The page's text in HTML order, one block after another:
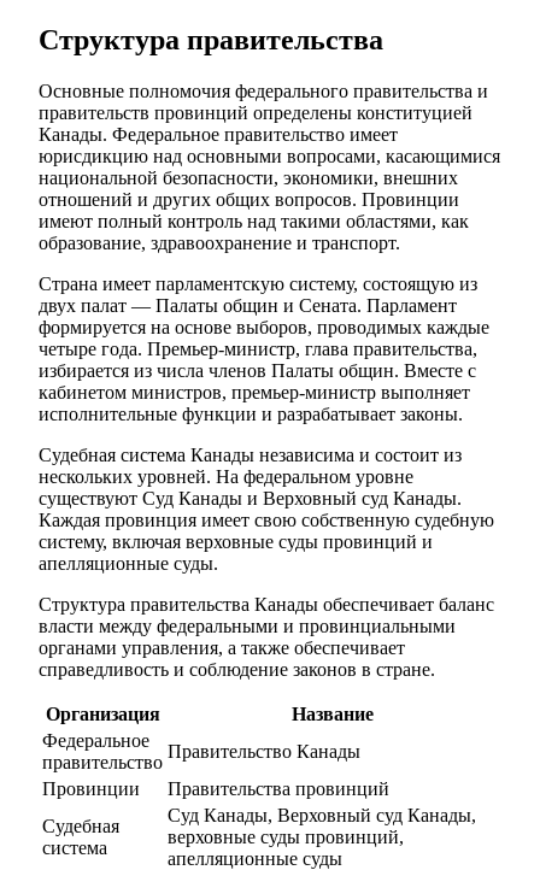
Структура правительства
Основные полномочия федерального правительства и
правительств провинций определены конституцией
Канады. Федеральное правительство имеет
юрисдикцию над основными вопросами, касающимися
национальной безопасности, экономики, внешних
отношений и других общих вопросов. Провинции
имеют полный контроль над такими областями, как
образование, здравоохранение и транспорт.
Страна имеет парламентскую систему, состоящую из
двух палат — Палаты общин и Сената. Парламент
формируется на основе выборов, проводимых каждые
четыре года. Премьер-министр, глава правительства,
избирается из числа членов Палаты общин. Вместе с
кабинетом министров, премьер-министр выполняет
исполнительные функции и разрабатывает законы.
Судебная система Канады независима и состоит из
нескольких уровней. На федеральном уровне
существуют Суд Канады и Верховный суд Канады.
Каждая провинция имеет свою собственную судебную
систему, включая верховные суды провинций и
апелляционные суды.
Структура правительства Канады обеспечивает баланс
власти между федеральными и провинциальными
органами управления, а также обеспечивает
справедливость и соблюдение законов в стране.
Организация
Название
Федеральное
правительство
Правительство Канады
Провинции
Правительства провинций
Судебная
система
Суд Канады, Верховный суд Канады,
верховные суды провинций,
апелляционные суды